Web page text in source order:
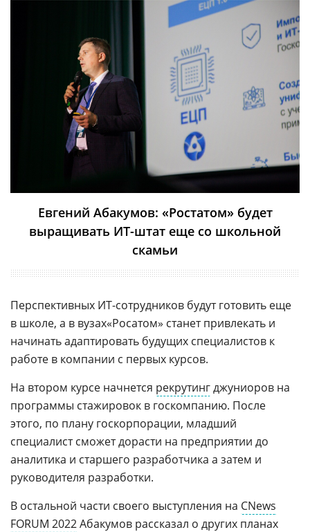
Евгений Абакумов: «Ростатом» будет
выращивать ИТ-штат еще со школьной
скамьи
Перспективных ИТ-сотрудников будут готовить еще
в школе, а в вузах«Росатом» станет привлекать и
начинать адаптировать будущих специалистов к
работе в компании с первых курсов.
На втором курсе начнется рекрутингджуниоров на
программы стажировок в госкомпанию. После
этого, по плану госкорпорации, младший
специалист сможет дорасти на предприятии до
аналитика и старшего разработчика а затем и
руководителя разработки.
В остальной части своего выступления на CNews
FORUM 2022Абакумов рассказал о других планах